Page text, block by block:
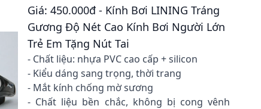
Giá: 450.000đ - Kính Bơi LINING Tráng
Gương Độ Nét Cao Kính Bơi Người Lớn
Trẻ Em Tặng Nút Tai
- Chất liệu: nhựa PVC cao cấp + silicon
- Kiểu dáng sang trọng, thời trang
- Mắt kính chống mờ sương
- Chất liệu bền chắc, không bị cong vênh